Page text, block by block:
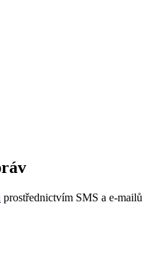
prostřednictvím SMS a e-mailů